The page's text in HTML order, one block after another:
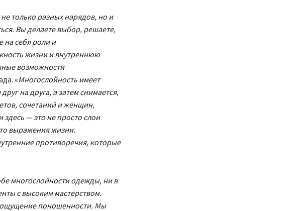
только разных нарядов, но и
Вы делаете выбор, решаете,
на себя роли и
жизни и внутреннюю
возможности
«Многослойность имеет
на друга, а затем снимается,
сочетаний и женщин,
— это не просто слои
выражения жизни.
противоречия, которые
многослойности одежды, ни в
с высоким мастерством.
ощущение поношенности. Мы